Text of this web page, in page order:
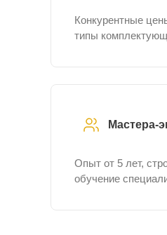
Конкурентные
типы
Мастера-
Опыт от 5 лет,
обучение